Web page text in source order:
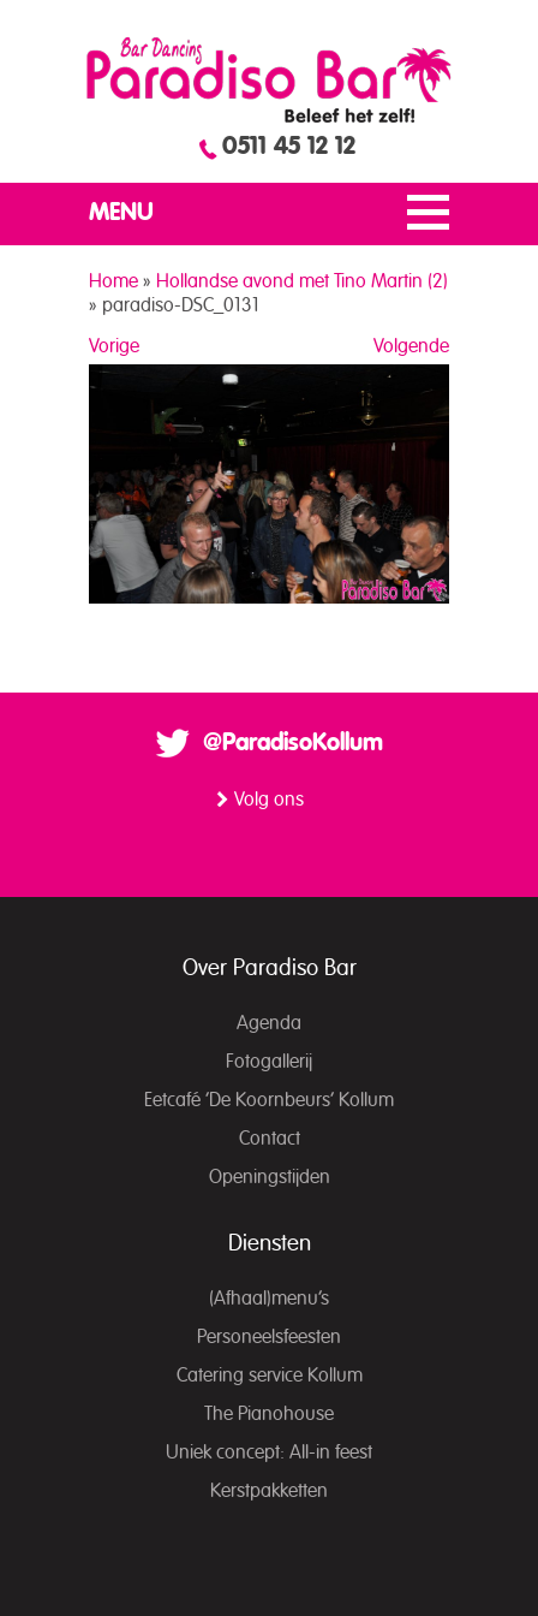
0511 45 12 12
MENU
Home » Hollandse avond met Tino Martin (2)
» paradiso-DSC_0131
Volgende
Vorige
@ParadisoKollum
Volg ons
Over Paradiso Bar
Agenda
Fotogallerij
Eetcafé ‘De Koornbeurs’ Kollum
Contact
Openingstijden
Diensten
(Afhaal)menu’s
Personeelsfeesten
Catering service Kollum
The Pianohouse
Uniek concept: All-in feest
Kerstpakketten